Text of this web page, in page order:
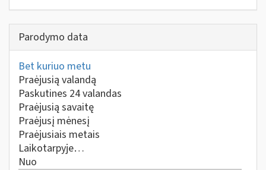
Parodymo data
Bet kuriuo metu
Praėjusią valandą
Paskutines 24 valandas
Praėjusią savaitę
Praėjusį mėnesį
Praėjusiais metais
Laikotarpyje…
Nuo